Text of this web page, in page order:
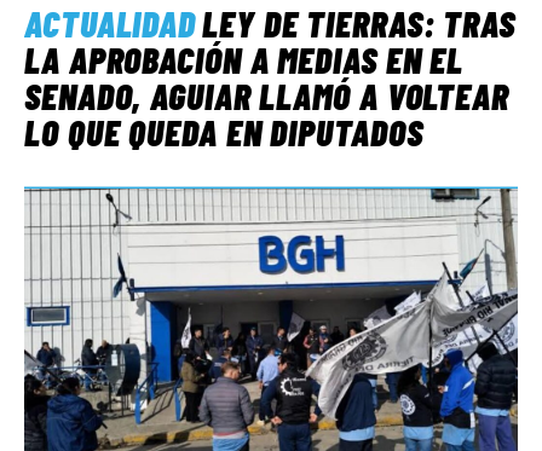
ACTUALIDADLEY DE TIERRAS: TRAS
LA APROBACIÓN A MEDIAS EN EL
SENADO, AGUIAR LLAMÓ A VOLTEAR
LO QUE QUEDA EN DIPUTADOS